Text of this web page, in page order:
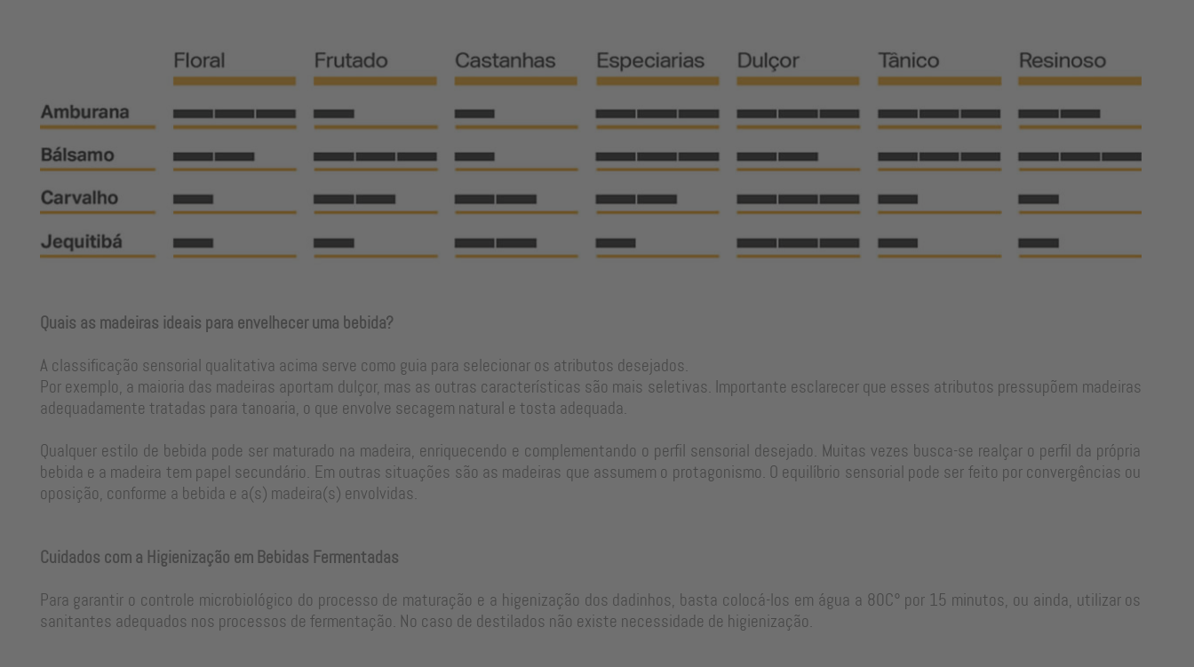
Quais as madeiras ideais para envelhecer uma bebida?
A classificação sensorial qualitativa acima serve como guia para selecionar os atributos desejados.
Por exemplo, a maioria das madeiras aportam dulçor, mas as outras características são mais seletivas. Importante esclarecer que esses atributos pressupõem madeiras
adequadamente tratadas para tanoaria, o que envolve secagem natural e tosta adequada.
Qualquer estilo de bebida pode ser maturado na madeira, enriquecendo e complementando o perfil sensorial desejado. Muitas vezes busca-se realçar o perfil da própria
bebida e a madeira tem papel secundário. Em outras situações são as madeiras que assumem o protagonismo. O equilíbrio sensorial pode ser feito por convergências ou
oposição, conforme a bebida e a(s) madeira(s) envolvidas.
Cuidados com a Higienização em Bebidas Fermentadas
Para garantir o controle microbiológico do processo de maturação e a higenização dos dadinhos, basta colocá-los em água a 80C° por 15 minutos, ou ainda, utilizar os
sanitantes adequados nos processos de fermentação. No caso de destilados não existe necessidade de higienização.